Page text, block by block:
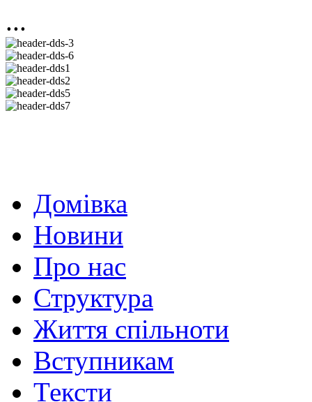
...
Домівка
Новини
Про нас
Структура
Життя спільноти
Вступникам
Тексти